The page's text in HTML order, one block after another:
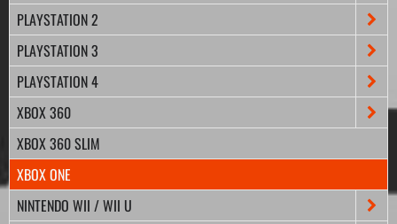
PLAYSTATION 2
PLAYSTATION 3
PLAYSTATION 4
XBOX 360
XBOX 360 SLIM
XBOX ONE
NINTENDO WII / WII U